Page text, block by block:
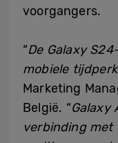
voorgangers.
“De Galaxy
mobiele
Marketing
België. “Galaxy
verbinding met